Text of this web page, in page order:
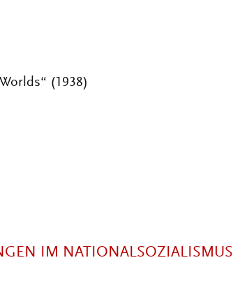
(1938)
IM NATIONALSOZIALISMUS